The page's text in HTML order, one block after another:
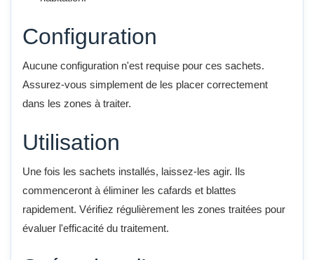
Configuration
Aucune configuration n'est requise pour ces sachets.
Assurez-vous simplement de les placer correctement
dans les zones à traiter.
Utilisation
Une fois les sachets installés, laissez-les agir. Ils
commenceront à éliminer les cafards et blattes
rapidement. Vérifiez régulièrement les zones traitées pour
évaluer l'efficacité du traitement.